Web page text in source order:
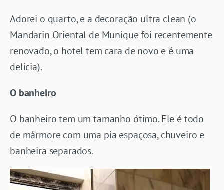
Adorei o quarto, e a decoração ultra clean (o
Mandarin Oriental de Munique foi recentemente
renovado, o hotel tem cara de novo e é uma
delicia).
O banheiro
O banheiro tem um tamanho ótimo. Ele é todo
de mármore com uma pia espaçosa, chuveiro e
banheira separados.